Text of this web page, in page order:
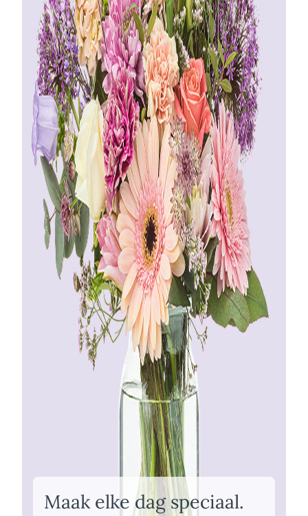
Maak elke dag speciaal.